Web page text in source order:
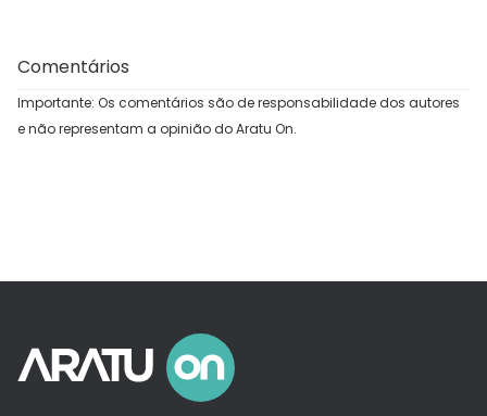
Comentários
Importante: Os comentários são de responsabilidade dos autores
e não representam a opinião do Aratu On.